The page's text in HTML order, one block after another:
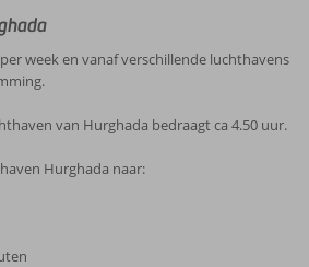
week en vanaf verschillende luchthavens
van Hurghada bedraagt ca 4.50 uur.
Hurghada naar: